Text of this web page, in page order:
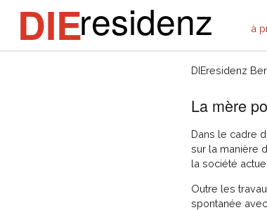
DIEresidenz à
DIEresidenz
Toporama
La mère
Dans le cadre
sur la manière
la société
Outre les
spontanée